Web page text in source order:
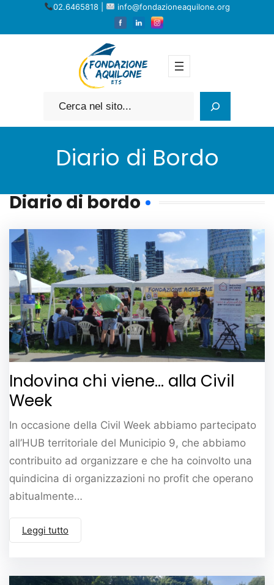
02.6465818 | info@fondazioneaquilone.org
Cerca
Diario di Bordo
Diario di bordo
Indovina chi viene… alla Civil
Week
In occasione della Civil Week abbiamo partecipato
all’HUB territoriale del Municipio 9, che abbiamo
contribuito ad organizzare e che ha coinvolto una
quindicina di organizzazioni no profit che operano
abitualmente…
Leggi tutto